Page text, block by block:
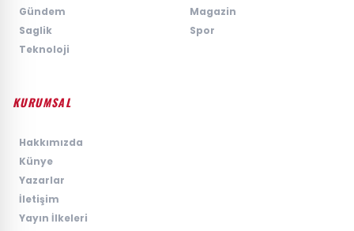
Gündem
Magazin
Saglik
Spor
Teknoloji
KURUMSAL
Hakkımızda
Künye
Yazarlar
İletişim
Yayın İlkeleri